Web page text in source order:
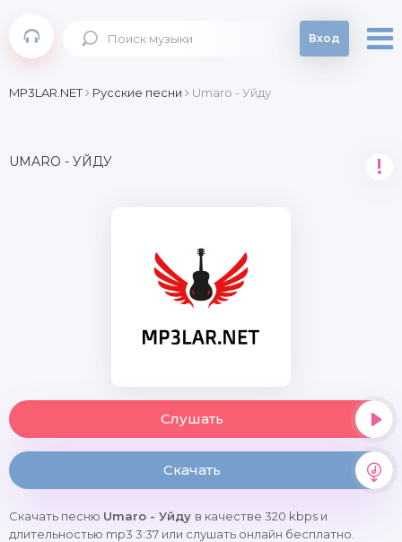
Вход
MP3LAR.NET Русские песни Umaro - Уйду
UMARO - УЙДУ !
Слушать
Скачать
Скачать песню Umaro - Уйду в качестве 320 kbps и
длительностью mp3 3:37 или слушать онлайн бесплатно.